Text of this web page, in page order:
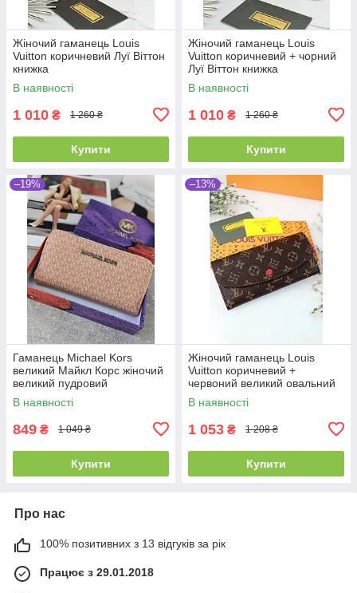
Жіночий гаманець Louis
Vuitton коричневий Луї Віттон
книжка
В наявності
1 010 ₴ 1 260 ₴
Купити
Жіночий гаманець Louis
Vuitton коричневий + чорний
Луї Віттон книжка
В наявності
1 010 ₴ 1 260 ₴
Купити
–19%
Гаманець Michael Kors
великий Майкл Корс жіночий
великий пудровий
В наявності
849 ₴ 1 049 ₴
Купити
–13%
Жіночий гаманець Louis
Vuitton коричневий +
червоний великий овальний
Луї Віттон
В наявності
1 053 ₴ 1 208 ₴
Купити
Про нас
100% позитивних з 13 відгуків за рік
Працює з 29.01.2018